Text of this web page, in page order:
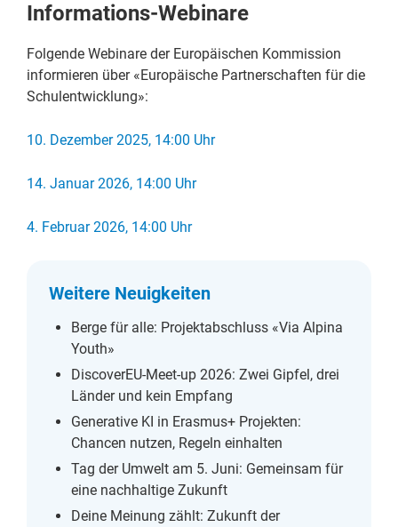
Informations-Webinare
Folgende Webinare der Europäischen Kommission
informieren über «Europäische Partnerschaften für die
Schulentwicklung»:
10. Dezember 2025, 14:00 Uhr
14. Januar 2026, 14:00 Uhr
4. Februar 2026, 14:00 Uhr
Weitere Neuigkeiten
Berge für alle: Projektabschluss «Via Alpina
Youth»
DiscoverEU-Meet-up 2026: Zwei Gipfel, drei
Länder und kein Empfang
Generative KI in Erasmus+ Projekten:
Chancen nutzen, Regeln einhalten
Tag der Umwelt am 5. Juni: Gemeinsam für
eine nachhaltige Zukunft
Deine Meinung zählt: Zukunft der